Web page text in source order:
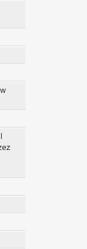
danych
dowolnym
wniesienia skargi
skargi jest
przetwarzane są